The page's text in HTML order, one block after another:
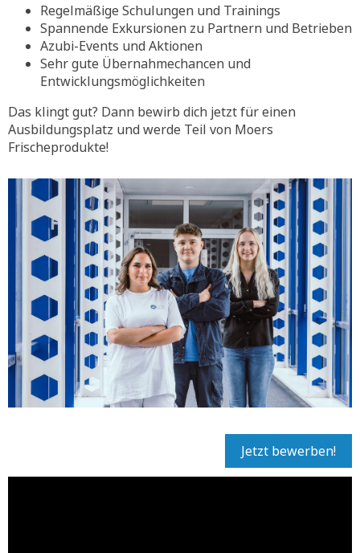
Regelmäßige Schulungen und Trainings
Spannende Exkursionen zu Partnern und Betrieben
Azubi-Events und Aktionen
Sehr gute Übernahmechancen und
Entwicklungsmöglichkeiten
Das klingt gut? Dann bewirb dich jetzt für einen
Ausbildungsplatz und werde Teil von Moers
Frischeprodukte!
Jetzt bewerben!